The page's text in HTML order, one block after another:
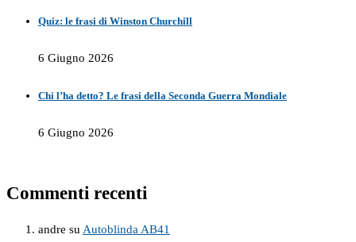
Quiz: le frasi di Winston Churchill
6 Giugno 2026
Chi l’ha detto? Le frasi della Seconda Guerra Mondiale
6 Giugno 2026
Commenti recenti
andre su Autoblinda AB41